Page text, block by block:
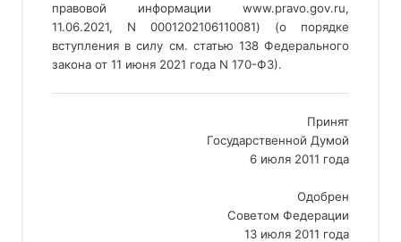
правовой информации www.pravo.gov.ru,
11.06.2021, N 0001202106110081) (о порядке
вступления в силу см. статью 138 Федерального
закона от 11 июня 2021 года N 170-ФЗ).
Принят
Государственной Думой
6 июля 2011 года
Одобрен
Советом Федерации
13 июля 2011 года